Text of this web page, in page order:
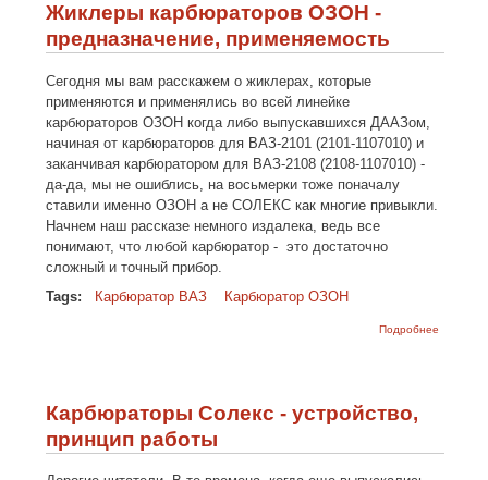
Жиклеры карбюраторов ОЗОН -
предназначение, применяемость
Сегодня мы вам расскажем о жиклерах, которые
применяются и применялись во всей линейке
карбюраторов ОЗОН когда либо выпускавшихся ДААЗом,
начиная от карбюраторов для ВАЗ-2101 (2101-1107010) и
заканчивая карбюратором для ВАЗ-2108 (2108-1107010) -
да-да, мы не ошиблись, на восьмерки тоже поначалу
ставили именно ОЗОН а не СОЛЕКС как многие привыкли.
Начнем наш рассказе немного издалека, ведь все
понимают, что любой карбюратор - это достаточно
сложный и точный прибор.
Tags:
Карбюратор ВАЗ Карбюратор ОЗОН
Подробнее
Карбюраторы Солекс - устройство,
принцип работы